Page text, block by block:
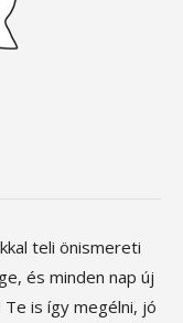
teli önismereti
és minden nap új
is így megélni, jó